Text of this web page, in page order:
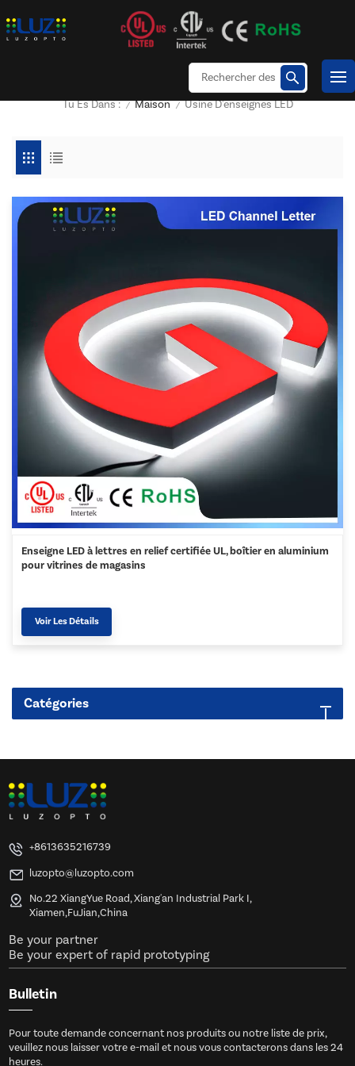
Tu Es Dans : / Maison / Usine D'enseignes LED
Enseigne LED à lettres en relief certifiée UL, boîtier en aluminium
pour vitrines de magasins
Voir Les Détails
Catégories
+8613635216739
luzopto@luzopto.com
No.22 XiangYue Road, Xiang'an Industrial Park I,
Xiamen,FuJian,China
Be your partner
Be your expert of rapid prototyping
Bulletin
Pour toute demande concernant nos produits ou notre liste de prix,
veuillez nous laisser votre e-mail et nous vous contacterons dans les 24
heures.